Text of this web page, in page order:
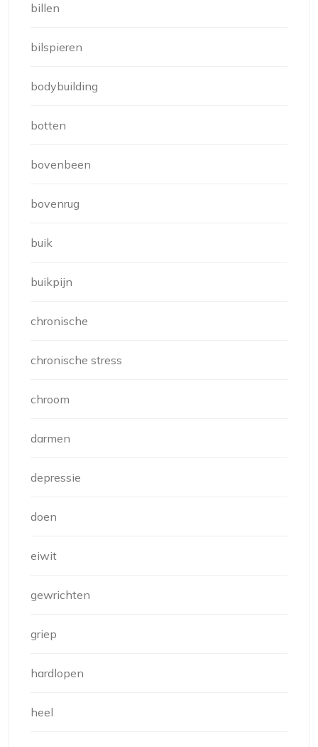
billen
bilspieren
bodybuilding
botten
bovenbeen
bovenrug
buik
buikpijn
chronische
chronische stress
chroom
darmen
depressie
doen
eiwit
gewrichten
griep
hardlopen
heel